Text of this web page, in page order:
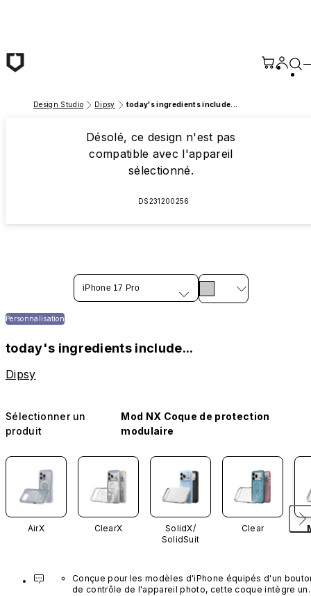
Design Studio Dipsy today's ingredients include...
Désolé, ce design n'est pas
compatible avec l'appareil
sélectionné.
DS231200256
iPhone 17 Pro
Personnalisation
today's ingredients include...
Dipsy
Sélectionner un
produit
Mod NX Coque de protection
modulaire
AirX ClearX
SolidX/
SolidSuit
Clear
Conçue pour les modèles d'iPhone équipés d'un
de contrôle de l'appareil photo, cette coque intègre un